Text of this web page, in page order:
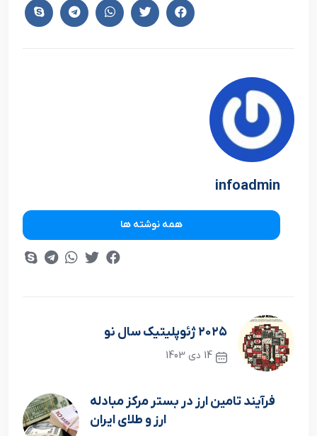
infoadmin
همه نوشته ها
۲۰۲۵ ژئوپلیتیک سال نو
14 دی 1403
فرآیند تامین ارز در بستر مرکز مبادله
ارز و طلای ایران